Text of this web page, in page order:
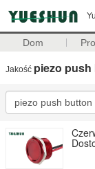
Dom
Jakość piezo